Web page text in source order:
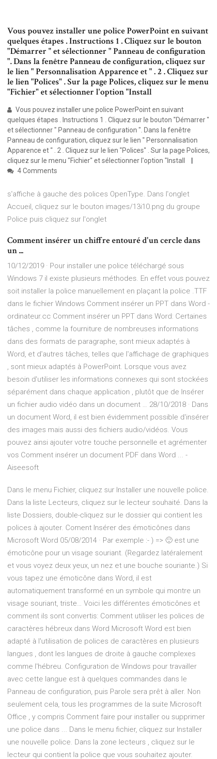
Vous pouvez installer une police PowerPoint en suivant
quelques étapes . Instructions 1 . Cliquez sur le bouton
"Démarrer " et sélectionner " Panneau de configuration
". Dans la fenêtre Panneau de configuration, cliquez sur
le lien " Personnalisation Apparence et " . 2 . Cliquez sur
le lien "Polices" . Sur la page Polices, cliquez sur le menu
"Fichier" et sélectionner l'option "Install
Vous pouvez installer une police PowerPoint en suivant
quelques étapes . Instructions 1 . Cliquez sur le bouton "Démarrer "
et sélectionner " Panneau de configuration ". Dans la fenêtre
Panneau de configuration, cliquez sur le lien " Personnalisation
Apparence et " . 2 . Cliquez sur le lien "Polices" . Sur la page Polices,
cliquez sur le menu "Fichier" et sélectionner l'option "Install
4 Comments
s'affiche à gauche des polices OpenType. Dans l'onglet
Accueil, cliquez sur le bouton images/13i10.png du groupe
Police puis cliquez sur l'onglet
Comment insérer un chiffre entouré d'un cercle dans
un ...
10/12/2019 · Pour installer une police téléchargé sous
Windows 7 il existe plusieurs méthodes. En effet vous pouvez
soit installer la police manuellement en plaçant la police .TTF
dans le fichier Windows Comment insérer un PPT dans Word -
ordinateur.cc Comment insérer un PPT dans Word: Certaines
tâches , comme la fourniture de nombreuses informations
dans des formats de paragraphe, sont mieux adaptés à
Word, et d'autres tâches, telles que l'affichage de graphiques
, sont mieux adaptés à PowerPoint. Lorsque vous avez
besoin d'utiliser les informations connexes qui sont stockées
séparément dans chaque application , plutôt que de Insérer
un fichier audio vidéo dans un document … 28/10/2018 · Dans
un document Word, il est bien évidemment possible d'insérer
des images mais aussi des fichiers audio/vidéos. Vous
pouvez ainsi ajouter votre touche personnelle et agrémenter
vos Comment insérer un document PDF dans Word ... -
Aiseesoft
Dans le menu Fichier, cliquez sur Installer une nouvelle police.
Dans la liste Lecteurs, cliquez sur le lecteur souhaité. Dans la
liste Dossiers, double-cliquez sur le dossier qui contient les
polices à ajouter. Coment Insérer des émoticônes dans
Microsoft Word 05/08/2014 · Par exemple :- ) => 🙂 est une
émoticône pour un visage souriant. (Regardez latéralement
et vous voyez deux yeux, un nez et une bouche souriante.) Si
vous tapez une émoticône dans Word, il est
automatiquement transformé en un symbole qui montre un
visage souriant, triste… Voici les différentes émoticônes et
comment ils sont convertis: Comment utiliser les polices de
caractères hébreux dans Word Microsoft Word est bien
adapté à l'utilisation de polices de caractères en plusieurs
langues , dont les langues de droite à gauche complexes
comme l'hébreu. Configuration de Windows pour travailler
avec cette langue est à quelques commandes dans le
Panneau de configuration, puis Parole sera prêt à aller. Non
seulement cela, tous les programmes de la suite Microsoft
Office , y compris Comment faire pour installer ou supprimer
une police dans ... Dans le menu fichier, cliquez sur Installer
une nouvelle police. Dans la zone lecteurs , cliquez sur le
lecteur qui contient la police que vous souhaitez ajouter.